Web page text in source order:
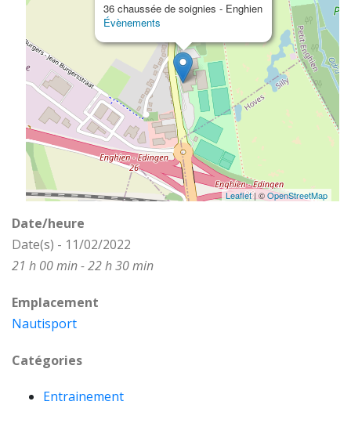
36 chaussée de soignies - Enghien
Évènements
Leaflet| ©OpenStreetMap
Date/heure
Date(s) - 11/02/2022
21 h 00 min - 22 h 30 min
Emplacement
Nautisport
Catégories
Entrainement